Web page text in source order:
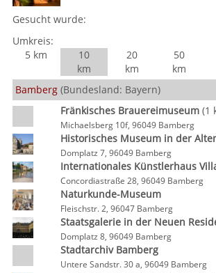
Gesucht wurde:
Umkreis:
5 km
10
km
20
km
50
km
Bamberg (Bundesland: Bayern)
Fränkisches Brauereimuseum(1
Michaelsberg 10f, 96049 Bamberg
Historisches Museum in der
Domplatz 7, 96049 Bamberg
Internationales Künstlerhaus
Concordiastraße 28, 96049 Bamberg
Naturkunde-Museum
Fleischstr. 2, 96047 Bamberg
Staatsgalerie in der Neuen
Domplatz 8, 96049 Bamberg
Stadtarchiv Bamberg
Untere Sandstr. 30 a, 96049 Bamberg